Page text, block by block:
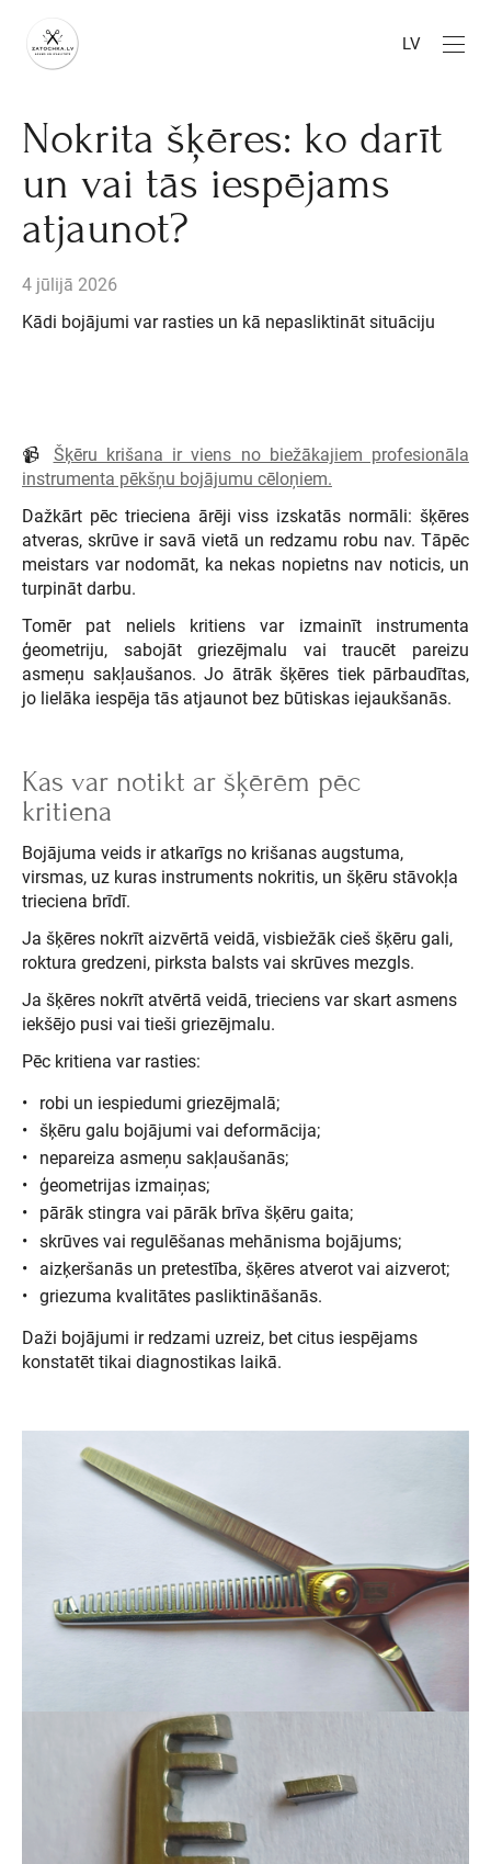
LV
Nokrita šķēres: ko darīt
un vai tās iespējams
atjaunot?
4 jūlijā 2026
Kādi bojājumi var rasties un kā nepasliktināt situāciju
📹 Šķēru krišana ir viens no biežākajiem profesionāla
instrumenta pēkšņu bojājumu cēloņiem.
Dažkārt pēc trieciena ārēji viss izskatās normāli: šķēres
atveras, skrūve ir savā vietā un redzamu robu nav. Tāpēc
meistars var nodomāt, ka nekas nopietns nav noticis, un
turpināt darbu.
Tomēr pat neliels kritiens var izmainīt instrumenta
ģeometriju, sabojāt griezējmalu vai traucēt pareizu
asmeņu sakļaušanos. Jo ātrāk šķēres tiek pārbaudītas,
jo lielāka iespēja tās atjaunot bez būtiskas iejaukšanās.
Kas var notikt ar šķērēm pēc
kritiena
Bojājuma veids ir atkarīgs no krišanas augstuma,
virsmas, uz kuras instruments nokritis, un šķēru stāvokļa
trieciena brīdī.
Ja šķēres nokrīt aizvērtā veidā, visbiežāk cieš šķēru gali,
roktura gredzeni, pirksta balsts vai skrūves mezgls.
Ja šķēres nokrīt atvērtā veidā, trieciens var skart asmens
iekšējo pusi vai tieši griezējmalu.
Pēc kritiena var rasties:
robi un iespiedumi griezējmalā;
šķēru galu bojājumi vai deformācija;
nepareiza asmeņu sakļaušanās;
ģeometrijas izmaiņas;
pārāk stingra vai pārāk brīva šķēru gaita;
skrūves vai regulēšanas mehānisma bojājums;
aizķeršanās un pretestība, šķēres atverot vai aizverot;
griezuma kvalitātes pasliktināšanās.
Daži bojājumi ir redzami uzreiz, bet citus iespējams
konstatēt tikai diagnostikas laikā.